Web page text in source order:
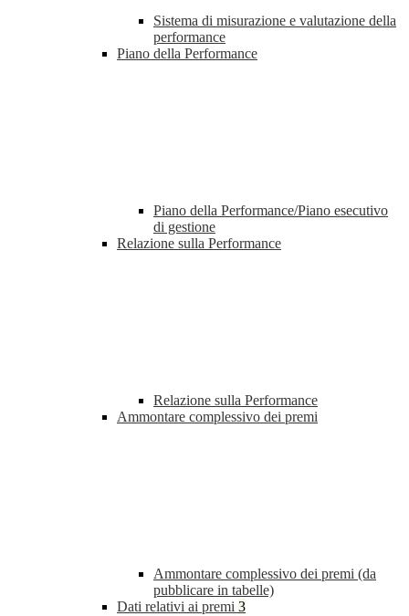
Sistema di misurazione e valutazione della
performance
Piano della Performance
Piano della Performance/Piano esecutivo
di gestione
Relazione sulla Performance
Relazione sulla Performance
Ammontare complessivo dei premi
Ammontare complessivo dei premi (da
pubblicare in tabelle)
Dati relativi ai premi 3